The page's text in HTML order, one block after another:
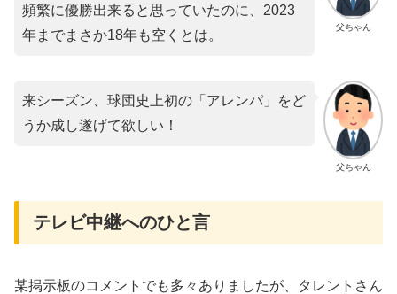
父ちゃん
頻繁に優勝出来ると思っていたのに、2023
年までまさか18年も空くとは。
父ちゃん
来シーズン、球団史上初の「アレンパ」をど
うか成し遂げて欲しい！
テレビ中継へのひと言
某掲示板のコメントでも多々ありましたが、タレントさん